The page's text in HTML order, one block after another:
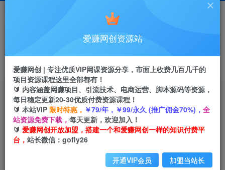
研究探讨更多创业项目路子。
会员专属推广链接
首页 创业课程 会员免费 正文
1688运营实战训练营，从开店到出单全流程拆
解，手把手教你稳定出单
爱赚网创
1个月前发布
关注 私信
爱赚网创资源站
爱赚网创 | 专注优质VIP网课资源分享，市面上收费几百几千的
项目资源课程这里全部都有！
🔰 内容涵盖网赚项目、引流技术、电商运营、脚本源码等资源，
每日稳定更新20-30优质付费资源课程！
🔰 本站VIP 限时特惠， ￥79/年，￥99/永久 (推广佣金70%)， 全
站资源免费下载， 每天更新，欢迎加入！
🔰 爱赚网创开放加盟，搭建一个和爱赚网创一样的知识付费平
台， 站长微信：gofly26
开通VIP会员 加盟当站长